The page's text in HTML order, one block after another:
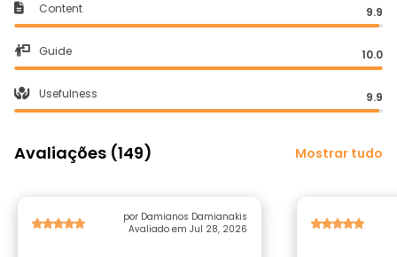
Content 9.9
Guide 10.0
Usefulness 9.9
Avaliações (149) Mostrar tudo
por Damianos Damianakis
Avaliado em Jul 28, 2026